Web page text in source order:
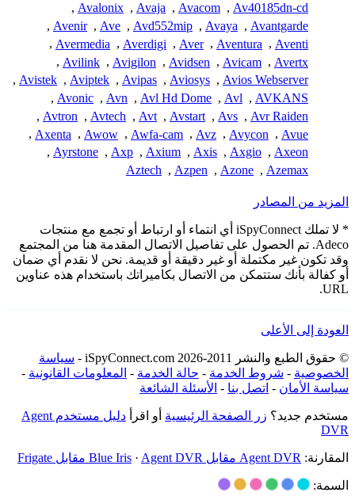
Av40185dn-cd
,
Avacom
,
Avaja
,
Avalonix
,
Avantgarde
,
Avaya
,
Avd552mip
,
Ave
,
Avenir
,
Aventi
,
Aventura
,
Aver
,
Averdigi
,
Avermedia
,
Avertx
,
Avicam
,
Avidsen
,
Avigilon
,
Avilink
,
Avios Webserver
,
Aviosys
,
Avipas
,
Aviptek
,
Avistek
,
AVKANS
,
Avl
,
Avl Hd Dome
,
Avn
,
Avonic
,
Avr Raiden
,
Avs
,
Avstart
,
Avt
,
Avtech
,
Avtron
,
Avue
,
Avycon
,
Avz
,
Awfa-cam
,
Awow
,
Axenta
,
Axeon
,
Axgio
,
Axis
,
Axium
,
Axp
,
Ayrstone
,
Azemax
,
Azone
,
Azpen
,
Aztech
المزيد من المصادر
* لا تملك iSpyConnect أي انتماء أو ارتباط أو تجمع مع منتجات
Adeco. تم الحصول على تفاصيل الاتصال المقدمة هنا من المجتمع
وقد تكون غير مكتملة أو غير دقيقة أو قديمة. نحن لا نقدم أي ضمان
أو كفالة بأنك ستتمكن من الاتصال بكاميراتك باستخدام هذه عناوين
URL.
العودة إلى الأعلى
© حقوق الطبع والنشر 2011-2026 iSpyConnect.com -
سياسة
الخصوصية - شروط الخدمة - حالة الخدمة - المعلومات القانونية -
سياسة الأمان - اتصل بنا - الأسئلة الشائعة
مستخدم جديد؟ زر الصفحة الرئيسية أو اقرأ
دليل مستخدم Agent
DVR
المقارنة: Agent DVR مقابل Blue Iris · Agent DVR مقابل Frigate
السمة: